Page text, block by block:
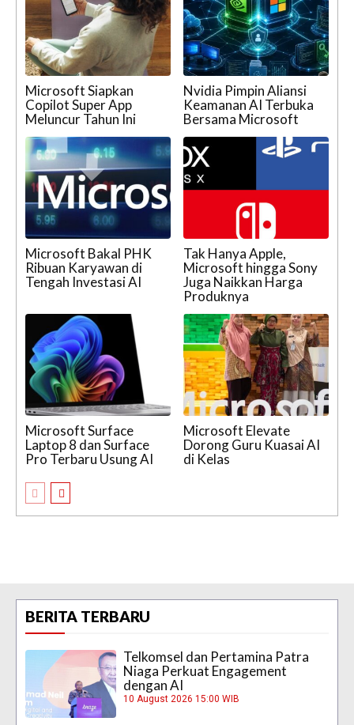
Microsoft Siapkan
Copilot Super App
Meluncur Tahun Ini
Nvidia Pimpin Aliansi
Keamanan AI Terbuka
Bersama Microsoft
Microsoft Bakal PHK
Ribuan Karyawan di
Tengah Investasi AI
Tak Hanya Apple,
Microsoft hingga Sony
Juga Naikkan Harga
Produknya
Microsoft Surface
Laptop 8 dan Surface
Pro Terbaru Usung AI
Microsoft Elevate
Dorong Guru Kuasai AI
di Kelas
BERITA TERBARU
Telkomsel dan Pertamina Patra
Niaga Perkuat Engagement
dengan AI
10 August 2026 15:00 WIB